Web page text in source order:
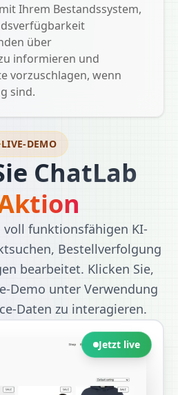
Ihrem Bestandssystem,
über
informieren und
vorzuschlagen, wenn
sind.
LIVE-DEMO
ChatLab
voll funktionsfähigen KI-
Bestellverfolgung
bearbeitet. Klicken Sie,
Demo unter Verwendung
Daten zu interagieren.
Jetzt live